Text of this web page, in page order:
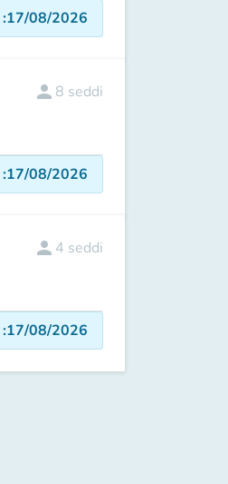
:17/08/2026
person 8 seddi
:17/08/2026
person 4 seddi
:17/08/2026